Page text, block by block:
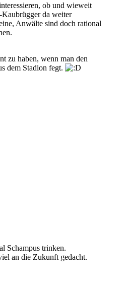
ob und wieweit
Kaubrügger da weiter
Anwälte sind doch rational
zu haben, wenn man den
dem Stadion fegt.
Schampus trinken.
an die Zukunft gedacht.